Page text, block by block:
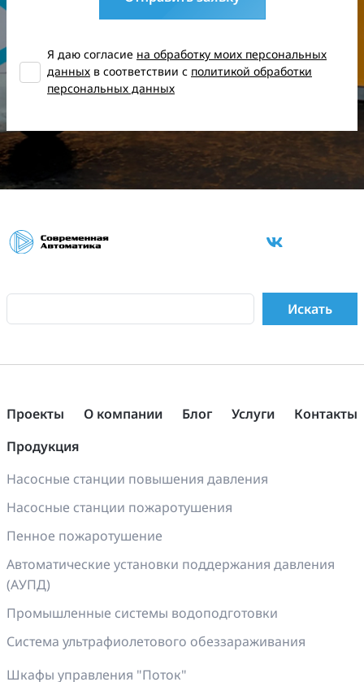
Я даю согласие на обработку моих персональных
данных в соответствии с политикой обработки
персональных данных
Проекты О компании Блог Услуги
Контакты
Продукция
Насосные станции повышения давления
Насосные станции пожаротушения
Пенное пожаротушение
Автоматические установки поддержания давления
(АУПД)
Промышленные системы водоподготовки
Система ультрафиолетового обеззараживания
Шкафы управления "Поток"